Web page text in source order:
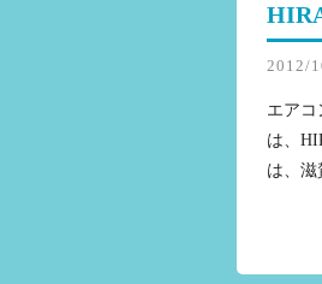
2012/
エア
は、
は、